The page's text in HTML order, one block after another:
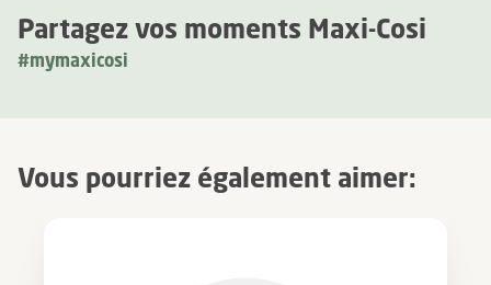
Partagez vos moments Maxi-Cosi
#mymaxicosi
Vous pourriez également aimer: